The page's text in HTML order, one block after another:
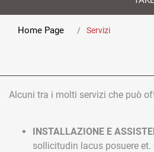
Home Page Servizi
Alcuni tra i molti servizi che può
INSTALLAZIONE E
sollicitudin lacus posuere